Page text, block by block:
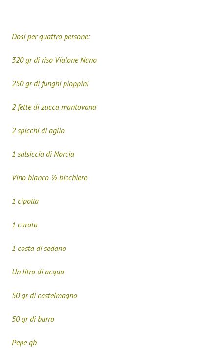
Dosi per quattro persone:
320 gr di riso Vialone Nano
250 gr di funghi pioppini
2 fette di zucca mantovana
2 spicchi di aglio
1 salsiccia di Norcia
Vino bianco ½ bicchiere
1 cipolla
1 carota
1 costa di sedano
Un litro di acqua
50 gr di castelmagno
50 gr di burro
Pepe qb